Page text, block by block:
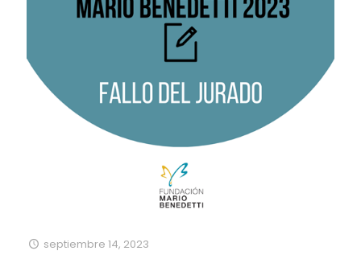
septiembre 14, 2023